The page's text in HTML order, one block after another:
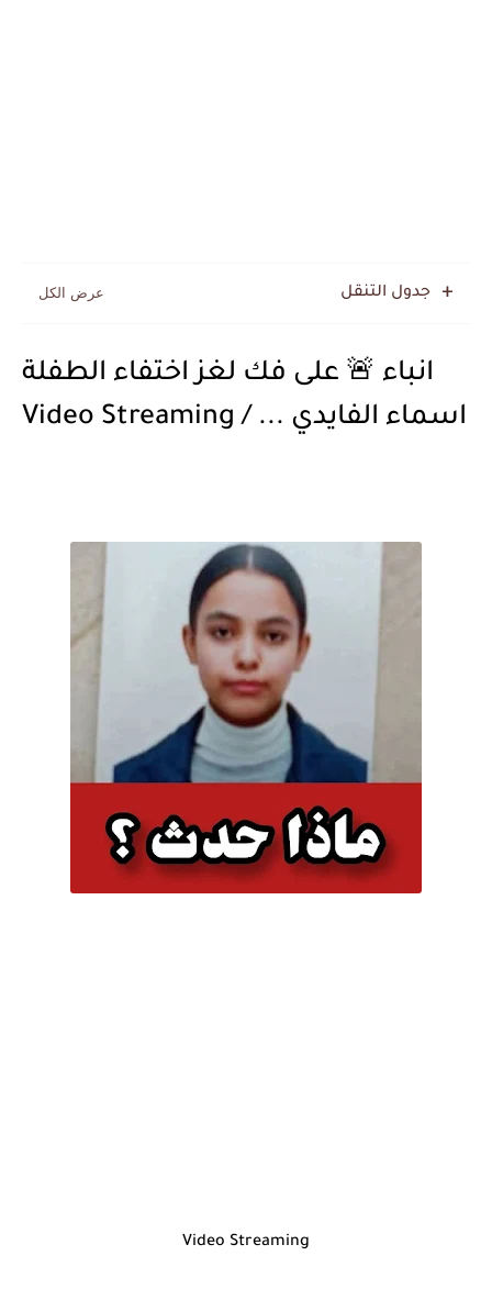
جدول التنقل
انباء 🚨 على فك لغز اختفاء الطفلة
اسماء الفايدي ... / Video Streaming
Video Streaming